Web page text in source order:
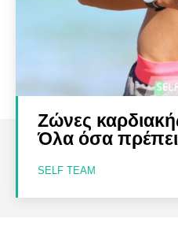
Ζώνες
Όλα όσα πρέπει
SELF TEAM